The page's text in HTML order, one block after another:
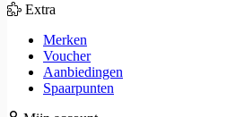
Extra
Merken
Voucher
Aanbiedingen
Spaarpunten